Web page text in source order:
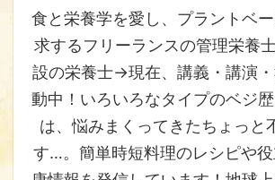
食と栄養学を愛し、プラントベ
求するフリーランスの管理栄養
設の栄養士→現在、講義・講演
動中！いろいろなタイプのベジ
は、悩みまくってきたちょっと
す…。簡単時短料理のレシピや